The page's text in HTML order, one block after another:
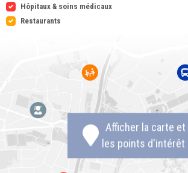
Hôpitaux & soins médicaux
Restaurants
Afficher la carte et
les points d'intérêt